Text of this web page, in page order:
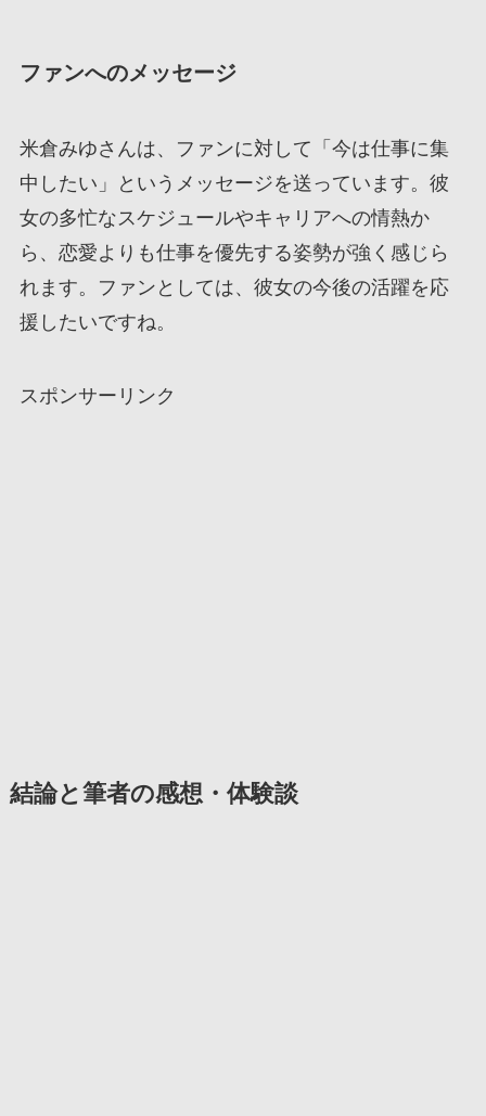
ファンへのメッセージ
米倉みゆさんは、ファンに対して「今は仕事に集
中したい」というメッセージを送っています。彼
女の多忙なスケジュールやキャリアへの情熱か
ら、恋愛よりも仕事を優先する姿勢が強く感じら
れます。ファンとしては、彼女の今後の活躍を応
援したいですね。
スポンサーリンク
結論と筆者の感想・体験談